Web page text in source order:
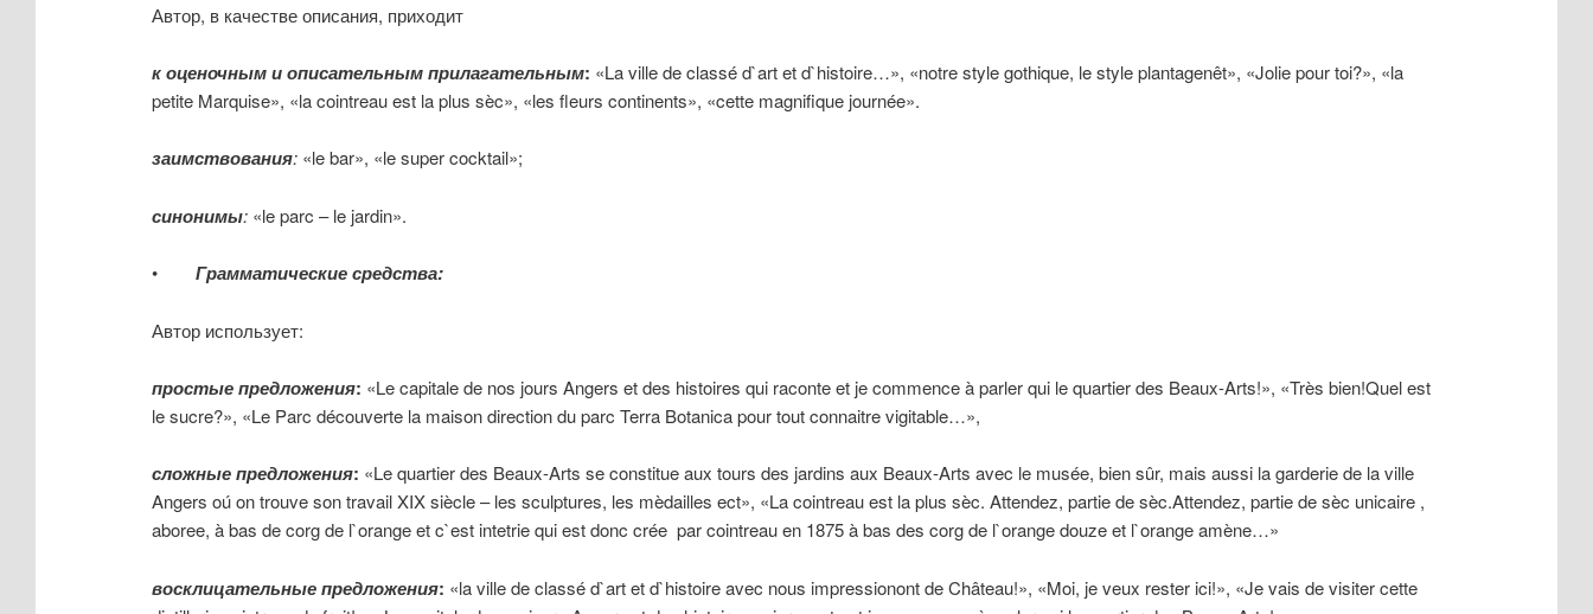
Автор, в качестве описания, приходит
к оценочным и описательным прилагательным: «La ville de classé d`art et d`histoire…», «notre style gothique, le style plantagenêt», «Jolie pour toi?», «la
petite Marquise», «la cointreau est la plus sèc», «les fleurs continents», «cette magnifique journée».
заимствования:«le bar», «le super cocktail»;
синонимы:«le parc – le jardin».
• Грамматические средства:
Автор использует:
простые предложения: «Le capitale de nos jours Angers et des histoires qui raconte et je commence à parler qui le quartier des Beaux-Arts!», «Très bien!Quel est
le sucre?», «Le Parc découverte la maison direction du parc Terra Botanica pour tout connaitre vigitable…»,
сложные предложения: «Le quartier des Beaux-Arts se constitue aux tours des jardins aux Beaux-Arts avec le musée, bien sûr, mais aussi la garderie de la ville
Angers oú on trouve son travail XIX siècle – les sculptures, les mèdailles ect», «La cointreau est la plus sèc. Attendez, partie de sèc.Attendez, partie de sèc unicaire ,
aboree, à bas de corg de l`orange et c`est intetrie qui est donc crée par cointreau en 1875 à bas des corg de l`orange douze et l`orange amène…»
восклицательные предложения: «la ville de classé d`art et d`histoire avec nous impressionont de Château!», «Moi, je veux rester ici!», «Je vais de visiter cette